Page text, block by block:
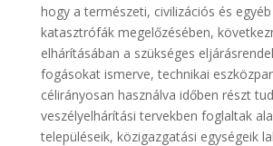
hogy a természeti, civilizációs és
katasztrófák megelőzésében,
elhárításában a szükséges
fogásokat ismerve, technikai
célirányosan használva időben részt
veszélyelhárítási tervekben foglaltak
településeik, közigazgatási egységeik